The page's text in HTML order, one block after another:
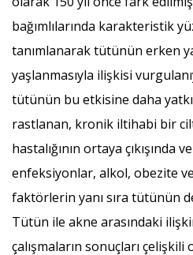
bağımlılarında karakteristik
tanımlanarak tütünün erken
yaşlanmasıyla ilişkisi
tütünün bu etkisine daha
rastlanan, kronik iltihabi bir
hastalığının ortaya çıkışında
enfeksiyonlar, alkol, obezite
faktörlerin yanı sıra tütünün
Tütün ile akne arasındaki
çalışmaların sonuçları çelişkili